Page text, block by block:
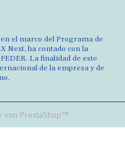
el marco del Programa de
Next, ha contado con la
La finalidad de este
de la empresa y de
von PrestaShop™